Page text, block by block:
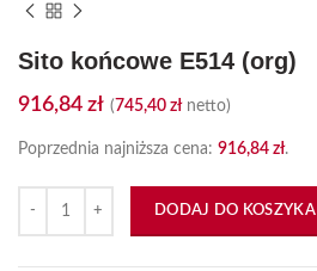
Sito końcowe E514 (org)
916,84 zł (745,40 złnetto)
Poprzednia najniższa cena: 916,84 zł.
DODAJ DO KOSZYKA